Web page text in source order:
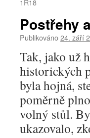
1R18
Postřehy
Publikováno24. září
Tak, jako už
historických
byla hojná,
poměrně
volný stůl.
ukazovalo,